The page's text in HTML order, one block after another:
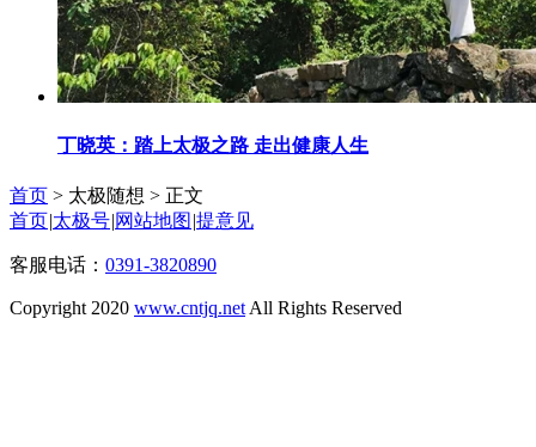
丁晓英：踏上太极之路 走出健康人生
首页 > 太极随想 > 正文
首页|太极号|网站地图 |提意见
客服电话： 0391-3820890
Copyright 2020 www.cntjq.net All Rights Reserved